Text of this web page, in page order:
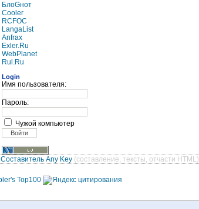
БлоGнот
Cooler
RCFOC
LangaList
Anfrax
Exler.Ru
WebPlanet
Rul.Ru
Login
Имя пользователя:
Пароль:
Чужой компьютер
Составитель Any Key (составление, тексты, отчасти HTML)